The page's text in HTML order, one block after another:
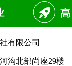
有限公司
沟北部尚座29楼